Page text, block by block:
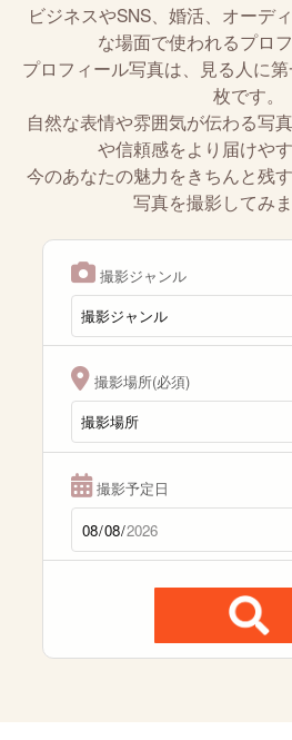
ビジネスやSNS、婚活、オーデ
な場面で使われるプロフ
プロフィール写真は、見る人に
枚です。
自然な表情や雰囲気が伝わる写
や信頼感をより届けやす
今のあなたの魅力をきちんと残
写真を撮影してみ
撮影ジャンル
撮影場所(必須)
撮影予定日